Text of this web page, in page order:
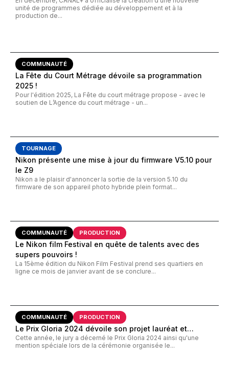
unité de programmes dédiée au développement et à la
production de...
COMMUNAUTÉ
La Fête du Court Métrage dévoile sa programmation
2025 !
Pour l'édition 2025, La Fête du court métrage propose - avec le
soutien de L’Agence du court métrage - un...
TOURNAGE
Nikon présente une mise à jour du firmware V5.10 pour
le Z9
Nikon a le plaisir d'annoncer la sortie de la version 5.10 du
firmware de son appareil photo hybride plein format...
COMMUNAUTÉ PRODUCTION
Le Nikon film Festival en quête de talents avec des
supers pouvoirs !
La 15ème édition du Nikon Film Festival prend ses quartiers en
ligne ce mois de janvier avant de se conclure...
COMMUNAUTÉ PRODUCTION
Le Prix Gloria 2024 dévoile son projet lauréat et…
Cette année, le jury a décerné le Prix Gloria 2024 ainsi qu'une
mention spéciale lors de la cérémonie organisée le...